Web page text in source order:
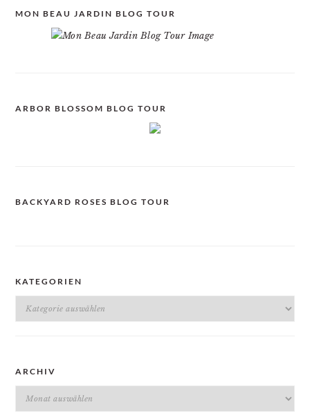
MON BEAU JARDIN BLOG TOUR
ARBOR BLOSSOM BLOG TOUR
BACKYARD ROSES BLOG TOUR
KATEGORIEN
Kategorien
ARCHIV
Archiv